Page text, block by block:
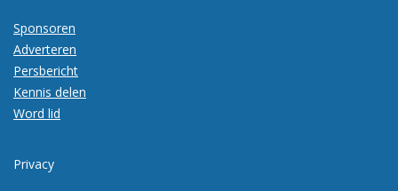
Sponsoren
Adverteren
Persbericht
Kennis delen
Word lid
Privacy